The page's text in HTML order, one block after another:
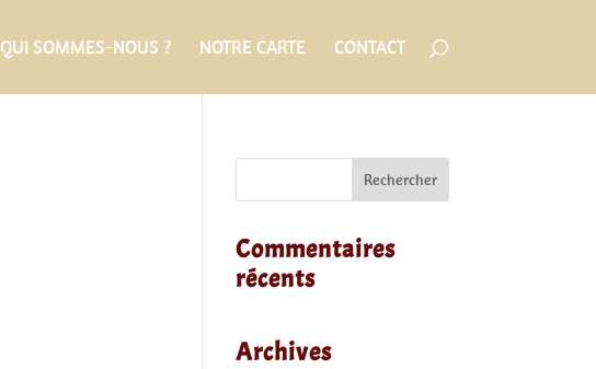
QUI SOMMES-NOUS ? NOTRE CARTE CONTACT
Commentaires
récents
Archives